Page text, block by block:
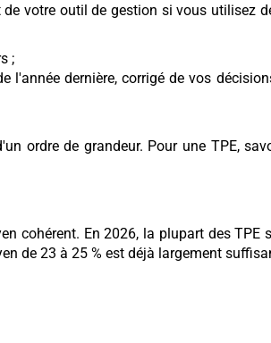
votre outil de gestion si vous utilisez
;
dernière, corrigé de vos
ordre de grandeur. Pour une TPE,
cohérent. En 2026, la plupart des
de 23 à 25 % est déjà largement